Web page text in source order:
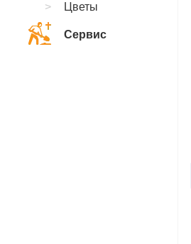
Цветы
Сервис